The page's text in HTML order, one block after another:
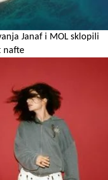
Janaf i MOL sklopili
nafte